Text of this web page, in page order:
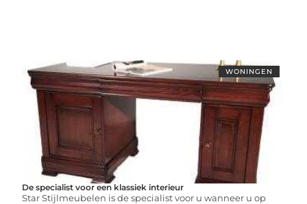
WONINGEN
De specialist voor een klassiek interieur
Star Stijlmeubelen is de specialist voor u wanneer u op